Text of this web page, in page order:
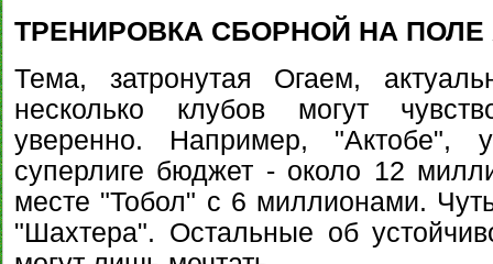
ТРЕНИРОВКА СБОРНОЙ НА ПОЛЕ
Тема, затронутая Огаем,
несколько клубов могут
уверенно. Например, "Актобе",
суперлиге бюджет - около 12
месте "Тобол" с 6 миллионами.
"Шахтера". Остальные об